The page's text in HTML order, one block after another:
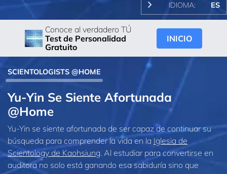
IDIOMA: ES
Conoce al verdadero TÚ
Test de Personalidad
Gratuito
INICIO
SCIENTOLOGISTS @HOME
Yu‑Yin Se Siente Afortunada
@Home
Yu‑Yin se siente afortunada de ser capaz de continuar su
búsqueda para comprender la vida en la Iglesia de
Scientology de Kaohsiung . Al estudiar para convertirse en
auditora no solo está ganando esa sabiduría sino que